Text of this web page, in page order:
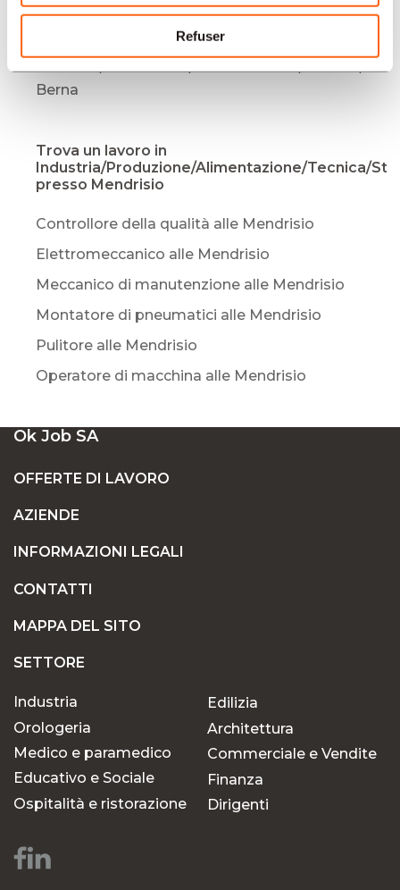
Refuser
Ginevra
Industria/Produzione/Alimentazione/Tecnica/
Berna
Trova un lavoro in
Industria/Produzione/Alimentazione/Tecnica/
presso Mendrisio
Controllore della qualità alle Mendrisio
Elettromeccanico alle Mendrisio
Meccanico di manutenzione alle Mendrisio
Montatore di pneumatici alle Mendrisio
Pulitore alle Mendrisio
Operatore di macchina alle Mendrisio
Ok Job SA
OFFERTE DI LAVORO
AZIENDE
INFORMAZIONI LEGALI
CONTATTI
MAPPA DEL SITO
SETTORE
Industria
Orologeria
Medico e paramedico
Educativo e Sociale
Ospitalità e ristorazione
Edilizia
Architettura
Commerciale e Vendite
Finanza
Dirigenti